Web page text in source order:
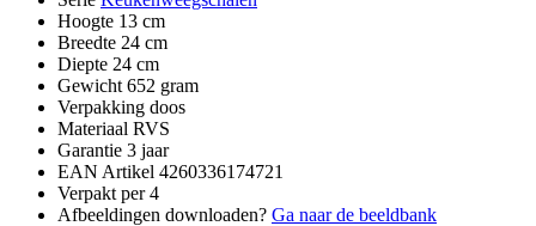
Hoogte 13 cm
Breedte 24 cm
Diepte 24 cm
Gewicht 652 gram
Verpakking doos
Materiaal RVS
Garantie 3 jaar
EAN Artikel 4260336174721
Verpakt per 4
Afbeeldingen downloaden? Ga naar de beeldbank